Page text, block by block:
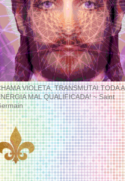
VIOLETA, TRANSMUTAI TODA A
MAL QUALIFICADA! ~ Saint